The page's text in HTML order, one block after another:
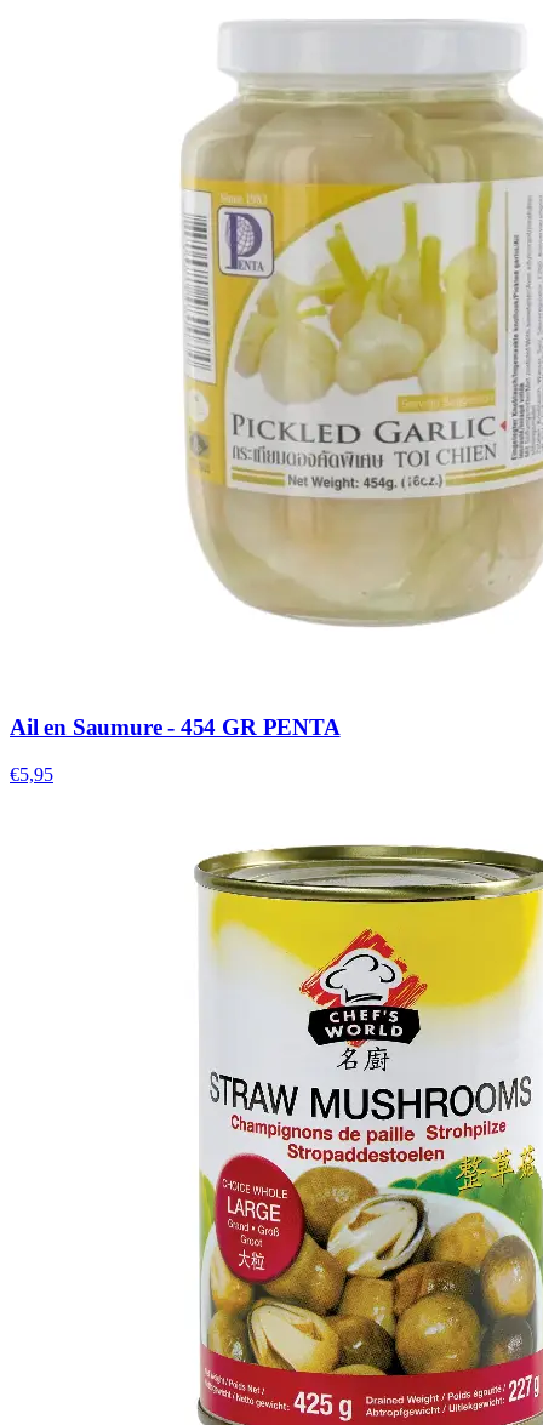
Ail en Saumure - 454 GR PENTA
€5,95